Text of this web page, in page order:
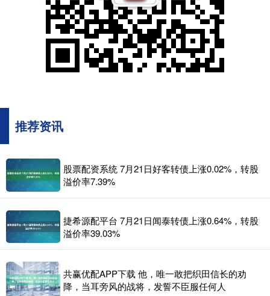
推荐资讯
股票配资系统 7月21日好客转债上涨0.02%，转股
溢价率7.39%
捷希源配平台 7月21日闻泰转债上涨0.64%，转股
溢价率39.03%
共赢优配APP下载 他，唯一敢把织田信长的劝
降，当耳旁风的战将，发誓不臣服任何人